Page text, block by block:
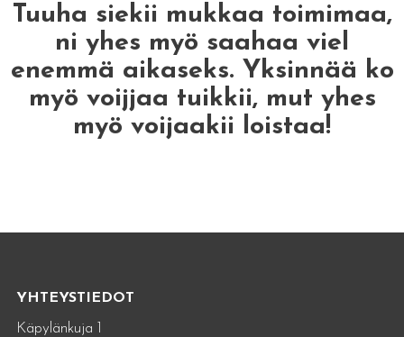
Tuuha siekii mukkaa toimimaa,
ni yhes myö saahaa viel
enemmä aikaseks. Yksinnää ko
myö voijjaa tuikkii, mut yhes
myö voijaakii loistaa!
YHTEYSTIEDOT
Käpylänkuja 1